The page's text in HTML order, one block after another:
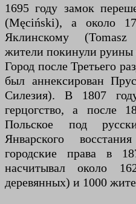
1695 году замок
(Męciński), а около
Яклинскому
жители покинули руины
Город после Третьего
был аннексирован
Силезия). В 1807
герцогство, а после
Польское под
Январского
городские права в
насчитывал около
деревянных) и 1000